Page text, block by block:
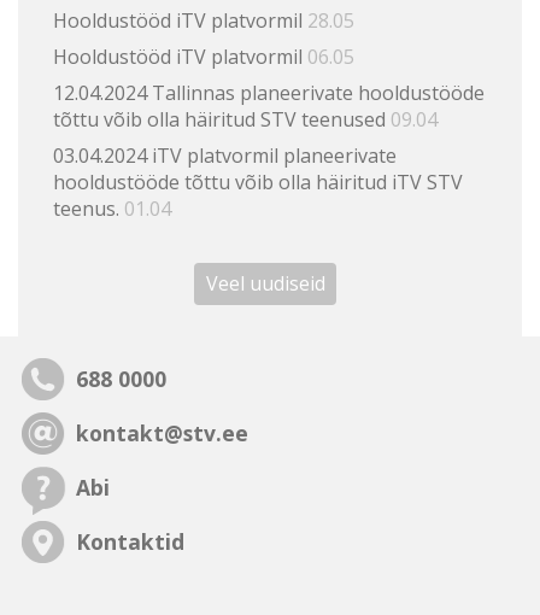
Hooldustööd iTV platvormil 28.05
Hooldustööd iTV platvormil 06.05
12.04.2024 Tallinnas planeerivate hooldustööde
tõttu võib olla häiritud STV teenused 09.04
03.04.2024 iTV platvormil planeerivate
hooldustööde tõttu võib olla häiritud iTV STV
teenus. 01.04
Veel uudiseid
688 0000
kontakt@stv.ee
Abi
Kontaktid